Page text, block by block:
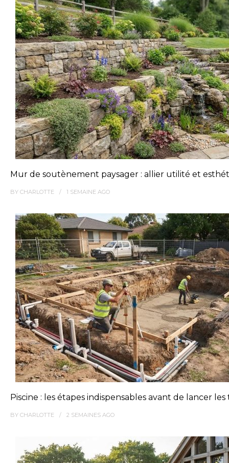
Mur de soutènement paysager : allier utilité et
BY CHARLOTTE 1 SEMAINE AGO
Piscine : les étapes indispensables avant de lancer
BY CHARLOTTE 2 SEMAINES AGO